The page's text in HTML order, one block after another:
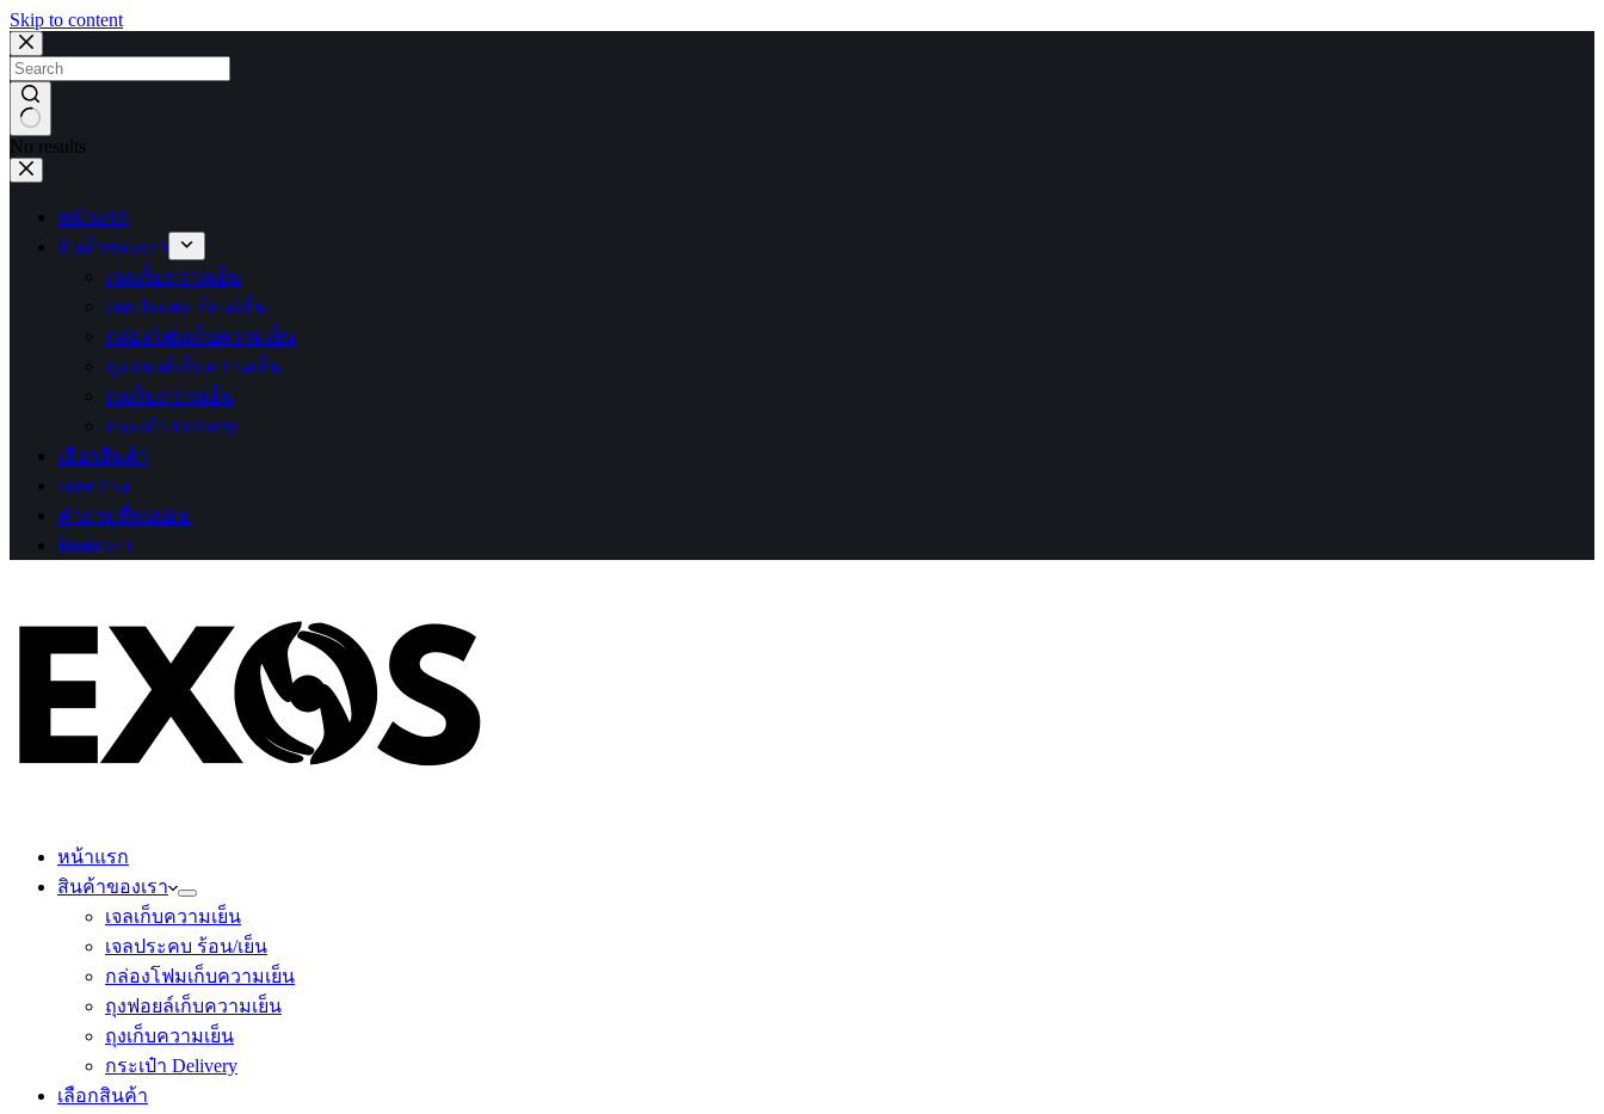
Skip to content
No results
หน้าแรก
สินค้าของเรา
เจลเก็บความเย็น
เจลประคบ ร้อน/เย็น
กล่องโฟมเก็บความเย็น
ถุงฟอยล์เก็บความเย็น
ถุงเก็บความเย็น
กระเป๋า Delivery
เลือกสินค้า
บทความ
คำถามที่พบบ่อย
ติดต่อเรา
หน้าแรก
สินค้าของเรา
เจลเก็บความเย็น
เจลประคบ ร้อน/เย็น
กล่องโฟมเก็บความเย็น
ถุงฟอยล์เก็บความเย็น
ถุงเก็บความเย็น
กระเป๋า Delivery
เลือกสินค้า